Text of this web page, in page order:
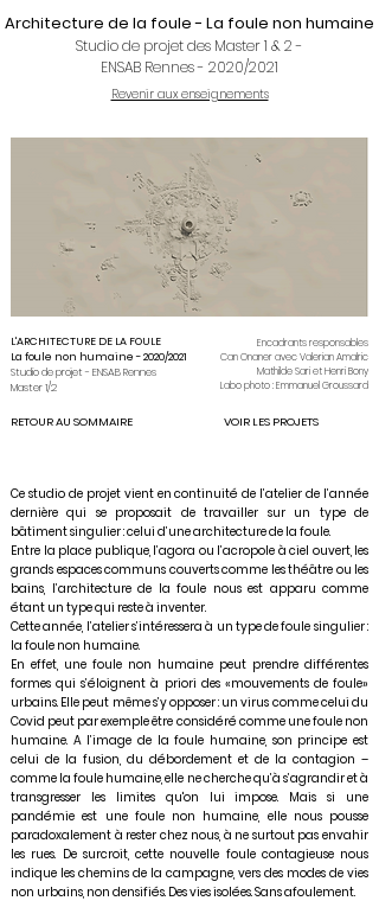
Architecture de la foule - La foule non humaine
Studio de projet des Master 1 & 2 -
ENSAB Rennes - 2020/2021
Revenir aux enseignements
Encadrants responsables
Can Onaner avec Valerian Amalric
Mathilde Sari et Henri Bony
Labo photo : Emmanuel Groussard
L'ARCHITECTURE DE LA FOULE
La foule non humaine - 2020/2021
Studio de projet - ENSAB Rennes
Master 1/2
RETOUR AU SOMMAIRE VOIR LES PROJETS
Ce studio de projet vient en continuité de l’atelier de l’année
dernière qui se proposait de travailler sur un type de
bâtiment singulier : celui d’une architecture de la foule.
Entre la place publique, l’agora ou l’acropole à ciel ouvert, les
grands espaces communs couverts comme les théâtre ou les
bains, l’architecture de la foule nous est apparu comme
étant un type qui reste à inventer.
Cette année, l’atelier s’intéressera à un type de foule singulier :
la foule non humaine.
En effet, une foule non humaine peut prendre différentes
formes qui s’éloignent à priori des «mouvements de foule»
urbains. Elle peut même s’y opposer : un virus comme celui du
Covid peut par exemple être considéré comme une foule non
humaine. A l’image de la foule humaine, son principe est
celui de la fusion, du débordement et de la contagion –
comme la foule humaine, elle ne cherche qu’à s’agrandir et à
transgresser les limites qu'on lui impose. Mais si une
pandémie est une foule non humaine, elle nous pousse
paradoxalement à rester chez nous, à ne surtout pas envahir
les rues. De surcroit, cette nouvelle foule contagieuse nous
indique les chemins de la campagne, vers des modes de vies
non urbains, non densifiés. Des vies isolées. Sans afoulement.